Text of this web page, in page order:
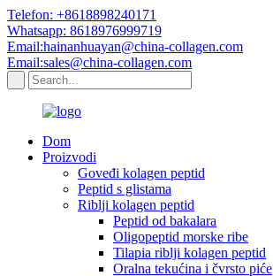
Telefon: +8618898240171
Whatsapp: 8618976999719
Email:hainanhuayan@china-collagen.com
Email:sales@china-collagen.com
Dom
Proizvodi
Goveđi kolagen peptid
Peptid s glistama
Riblji kolagen peptid
Peptid od bakalara
Oligopeptid morske ribe
Tilapia riblji kolagen peptid
Oralna tekućina i čvrsto piće